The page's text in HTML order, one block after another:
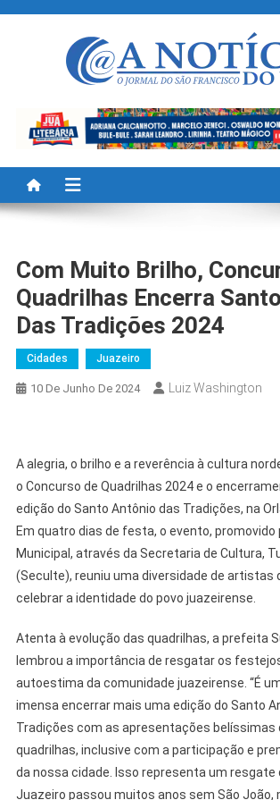
A Noticia Do Vale
Com Muito Brilho,
Quadrilhas Encerra
Das Tradições 2024
Cidades Juazeiro
10 De Junho De 2024 Luiz Washington
A alegria, o brilho e a reverência à cultura
o Concurso de Quadrilhas 2024 e o
edição do Santo Antônio das Tradições, na
Em quatro dias de festa, o evento,
Municipal, através da Secretaria de Cultura,
(Seculte), reuniu uma diversidade de artistas
celebrar a identidade do povo juazeirense.
Atenta à evolução das quadrilhas, a prefeita
lembrou a importância de resgatar os
autoestima da comunidade juazeirense. “É
imensa encerrar mais uma edição do Santo
Tradições com as apresentações belíssimas
quadrilhas, inclusive com a participação e
da nossa cidade. Isso representa um resgate
Juazeiro passou muitos anos sem São João,